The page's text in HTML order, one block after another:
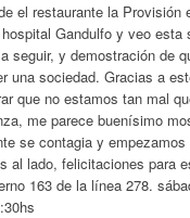
el restaurante la Provisión
Gandulfo y veo esta
seguir, y demostración de
una sociedad. Gracias a
que no estamos tan mal
me parece buenísimo
se contagia y empezamos
al lado, felicitaciones para
163 de la línea 278.